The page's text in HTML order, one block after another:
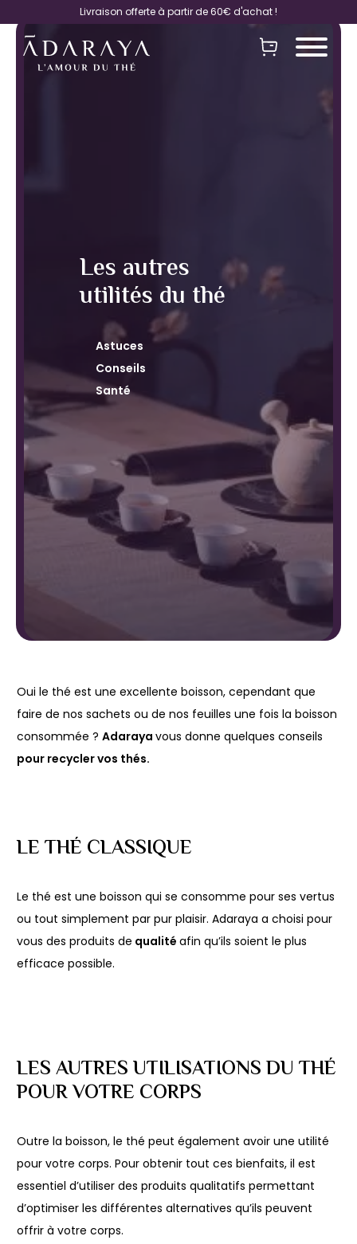
Livraison offerte à partir de 60€ d'achat !
Les autres
utilités du thé
Astuces
Conseils
Santé
Oui le thé est une excellente boisson, cependant que
faire de nos sachets ou de nos feuilles une fois la boisson
consommée ?Adarayavous donne quelques conseils
pour recycler vos thés.
LE THÉ CLASSIQUE
Le thé est une boisson qui se consomme pour ses vertus
ou tout simplement par pur plaisir. Adaraya a choisi pour
vous des produits de qualitéafin qu’ils soient le plus
efficace possible.
LES AUTRES UTILISATIONS DU THÉ
POUR VOTRE CORPS
Outre la boisson, le thé peut également avoir une utilité
pour votre corps. Pour obtenir tout ces bienfaits, il est
essentiel d’utiliser des produits qualitatifs permettant
d’optimiser les différentes alternatives qu’ils peuvent
offrir à votre corps.